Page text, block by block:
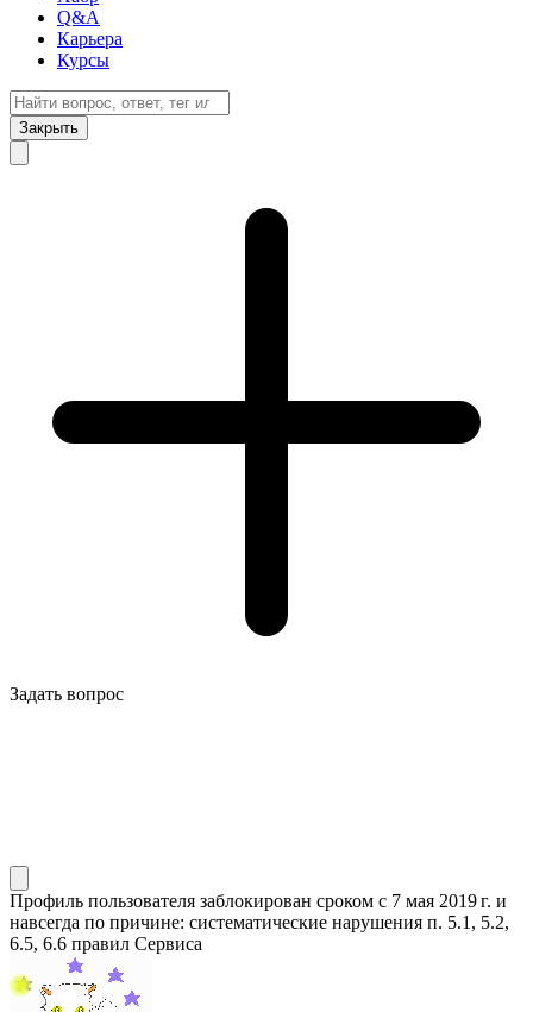
Q&A
Карьера
Курсы
Закрыть
Задать вопрос
Профиль пользователя заблокирован сроком с 7 мая 2019 г. и
навсегда по причине: систематические нарушения п. 5.1, 5.2,
6.5, 6.6 правил Сервиса